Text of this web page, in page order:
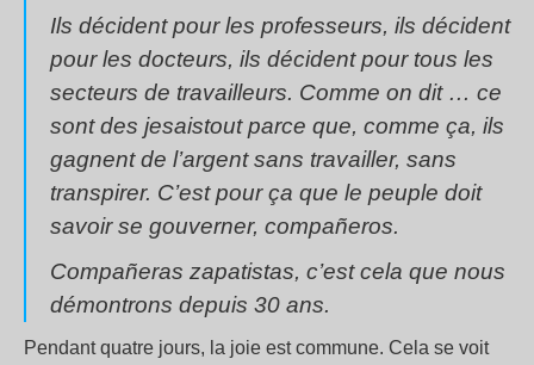
Ils décident pour les professeurs, ils décident
pour les docteurs, ils décident pour tous les
secteurs de travailleurs. Comme on dit … ce
sont des jesaistout parce que, comme ça, ils
gagnent de l’argent sans travailler, sans
transpirer. C’est pour ça que le peuple doit
savoir se gouverner, compañeros.
Compañeras zapatistas, c’est cela que nous
démontrons depuis 30 ans.
Pendant quatre jours, la joie est commune. Cela se voit